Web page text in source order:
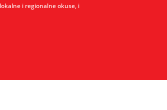
i regionalne okuse, i